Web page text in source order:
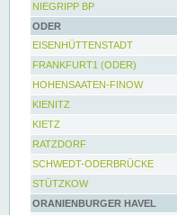
NIEGRIPP BP
ODER
EISENHÜTTENSTADT
FRANKFURT1 (ODER)
HOHENSAATEN-FINOW
KIENITZ
KIETZ
RATZDORF
SCHWEDT-ODERBRÜCKE
STÜTZKOW
ORANIENBURGER HAVEL